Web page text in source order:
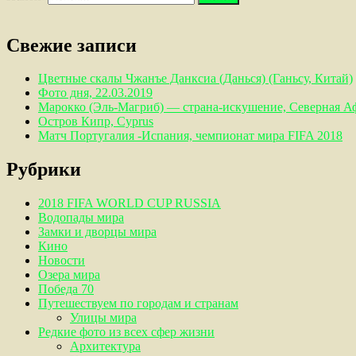
Свежие записи
Цветные скалы Чжанъе Данксиа (Данься) (Ганьсу, Китай)
Фото дня, 22.03.2019
Марокко (Эль-Магриб) — страна-искушение, Северная
Остров Кипр, Cyprus
Матч Португалия -Испания, чемпионат мира FIFA 2018
Рубрики
2018 FIFA WORLD CUP RUSSIA
Водопады мира
Замки и дворцы мира
Кино
Новости
Озера мира
Победа 70
Путешествуем по городам и странам
Улицы мира
Редкие фото из всех сфер жизни
Архитектура